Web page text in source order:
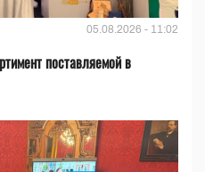
05.08.2026 - 11:02
поставляемой в